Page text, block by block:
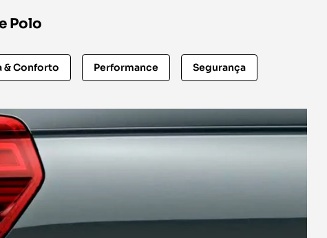
Polo
& Conforto Performance Segurança